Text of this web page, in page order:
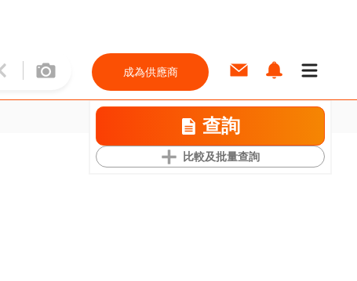
成為供應商
查詢
比較及批量查詢